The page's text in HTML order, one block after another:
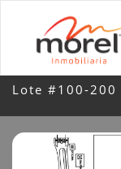
Lote #100-